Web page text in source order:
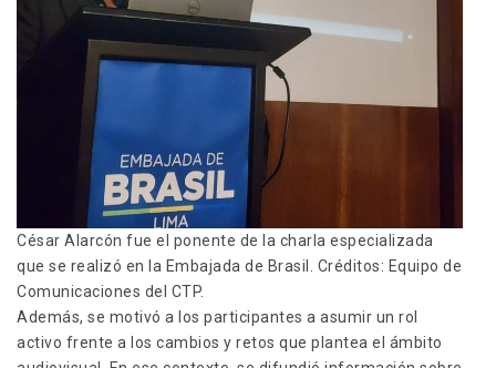
César Alarcón fue el ponente de la charla especializada
que se realizó en la Embajada de Brasil. Créditos: Equipo de
Comunicaciones del CTP.
Además, se motivó a los participantes a asumir un rol
activo frente a los cambios y retos que plantea el ámbito